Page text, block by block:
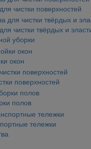
чистки поверхностей
чистки твёрдых и
уборки
окон
поверхностей
полов
тележки